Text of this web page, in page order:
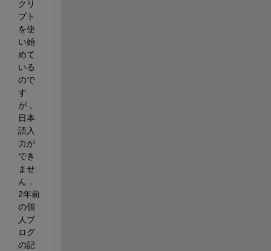
クリ
プト
を使
い始
めて
いる
ので
す
が，
日本
語入
力が
でき
ませ
ん．
2年前
の個
人ブ
ログ
の記